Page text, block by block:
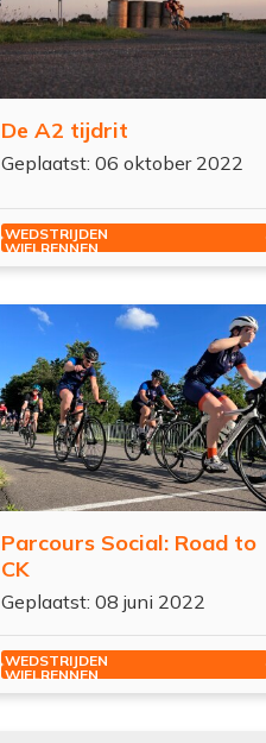
De A2 tijdrit
Geplaatst: 06 oktober 2022
WEDSTRIJDEN
WIELRENNEN
Parcours Social: Road to
CK
Geplaatst: 08 juni 2022
WEDSTRIJDEN
WIELRENNEN